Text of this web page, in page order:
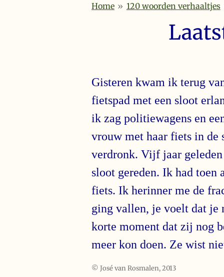
Home » 120 woorden verhaaltjes
Gisteren kwam ik terug
fietspad met een sloot
ik zag politiewagens en
vrouw met haar fiets in de
verdronk. Vijf jaar
sloot gereden. Ik had toen
fiets. Ik herinner me de
ging vallen, je voelt dat je
korte moment dat zij nog
meer kon doen. Ze wist
© José van Rosmalen, 2013